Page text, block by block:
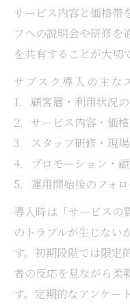
サービス内容と価格帯
フへの説明会や研修を
を共有することが大切
サブスク導入の主な
顧客層・利用状況
サービス内容・価
スタッフ研修・現
プロモーション・
運用開始後のフォ
導入時は「サービスの
のトラブルが生じない
す。初期段階では限定
者の反応を見ながら柔
す。定期的なアンケー